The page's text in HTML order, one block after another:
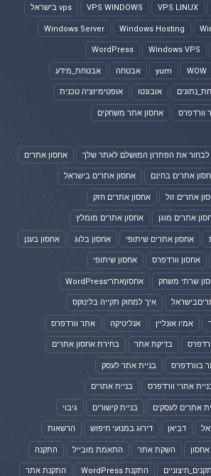
VPS LINUX
VPS WINDOWS vps בישראל
Windows Hosting
Windows Server
Windows VPS
WordPress
WOW
yum אבטחה אבטחת_מידע
אובונטו אופטימיזציה טכנית
וורדפרס אחסון אתר משחקים
לבחור את הפתרון המושלם לאתר שלך אחסון אתרים
אתרים בחינם אחסון אתרים בישראל
אתרים זול אחסון אתרים חזק
אתרים מוגן אחסון אתרים מומלץ
אחסון אתרים שיתופי אחסון בלוג אחסון בענן
אחסון וורדפרס אחסון שיתופי
שרתי משחק אחסוןאתריWordPress
איך למחוק תקייה בלינוקס
אמיו אונליין אנליטיקה אתר וורדפרס
בדיקת אתר בחירת אחסון אתרים
בוורדפרס בניית אתר לעסק
אתרי וורדפרס בניית אתרים
אתרים לעסקים בניית קישורים גיבוי
דביאן דירוג במנועי חיפוש הרשאות
השקת אתר התאמת מובייל התקנה
התקנת WordPress התקנת אתר